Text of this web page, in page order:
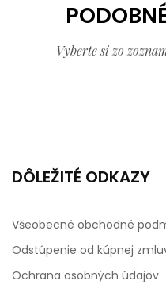
Vyberte si zo
DÔLEŽITÉ ODKAZY
Všeobecné obchodné
Odstúpenie od kúpnej
Ochrana osobných údajov